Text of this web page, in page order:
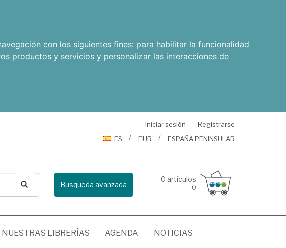
con los siguientes fines: para habilitar la funcionalidad
productos y servicios y personalizar las interacciones de
Iniciar sesión
Registrarse
ES
EUR ESPAÑA PENINSULAR
Busqueda avanzada
0 artículos
0
NUESTRAS LIBRERÍAS AGENDA NOTICIAS